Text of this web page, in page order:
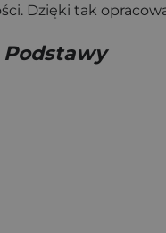
Dzięki tak
Podstawy